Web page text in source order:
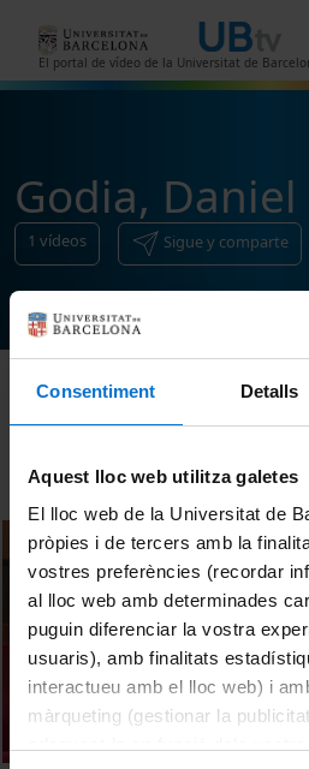
Consentiment Detalls
Aquest lloc web utilitza galetes
El lloc web de la Universitat de
pròpies i de tercers amb la
vostres preferències (recordar
al lloc web amb determinades
puguin diferenciar la vostra
usuaris), amb finalitats
interactueu amb el lloc web) i
màrqueting (gestionar la
El portal de vídeo de la Universitat de
Godia, Daniel
1 vídeos Sigue y comparte
Ordenar